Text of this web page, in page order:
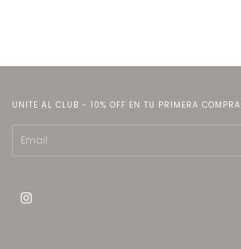
UNITE AL CLUB - 10% OFF EN TU PRIMERA COMPRA